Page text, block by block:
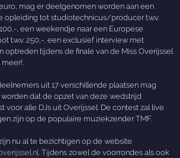
mag er deelgenomen worden aan een
opleiding tot studiotechnicus/producer t.w.v.
, een weekendje naar een Europese
t.w.v. 250,-, een exclusief interview met
optreden tijdens de finale van de Miss Overijssel
uit 17 verschillende plaatsen mag
dat de opzet van deze wedstrijd
voor alle DJs uit Overijssel. De contest zal live
zijn op de populaire muziekzender TMF.
nu al te bezichtigen op de website
. Tijdens zowel de voorrondes als ook